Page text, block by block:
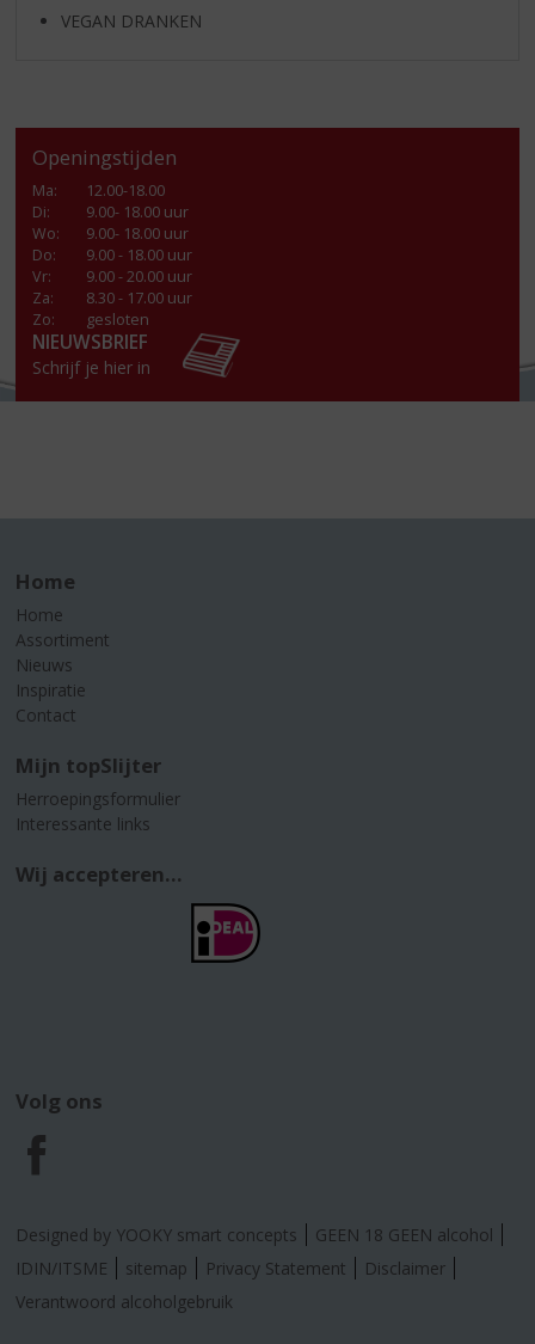
VEGAN DRANKEN
Openingstijden
Ma:
12.00-18.00
Di:
9.00- 18.00 uur
Wo:
9.00- 18.00 uur
Do:
9.00 - 18.00 uur
Vr:
9.00 - 20.00 uur
Za:
8.30 - 17.00 uur
Zo:
gesloten
NIEUWSBRIEF
Schrijf je hier in
Home
Home
Assortiment
Nieuws
Inspiratie
Contact
Mijn topSlijter
Herroepingsformulier
Interessante links
Wij accepteren...
Volg ons
F
a
c
Designed by YOOKY smart concepts
GEEN 18 GEEN alcohol
IDIN/ITSME
sitemap Privacy Statement
Disclaimer
Verantwoord alcoholgebruik